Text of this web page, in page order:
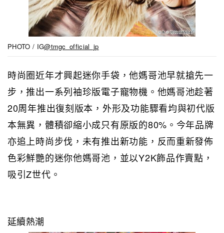
PHOTO / IG@tmgc_official_jp
時尚圈近年才興起迷你手袋，他媽哥池早就搶先一
步，推出一系列袖珍版電子寵物機。他媽哥池趁著
20周年推出復刻版本，外形及功能驟看均與初代版
本無異，體積卻縮小成只有原版的80%。今年品牌
亦追上時尚步伐，未有推出新功能，反而重新發佈
色彩鮮艷的迷你他媽哥池，並以Y2K飾品作賣點，
吸引Z世代。
延續熱潮